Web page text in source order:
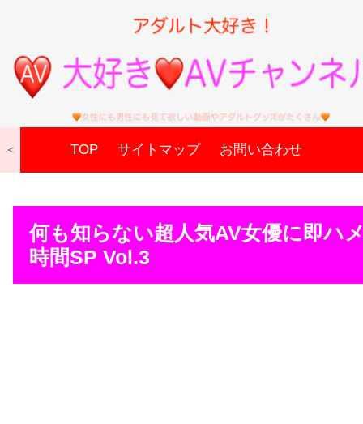
TOP サイトマップ お問い合わせ
＜
何も知らない超人気AV女優に即ハ
時間SP Vol.3